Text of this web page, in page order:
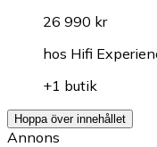
26 990 kr
hos Hifi
+1 butik
Hoppa över innehållet
Annons